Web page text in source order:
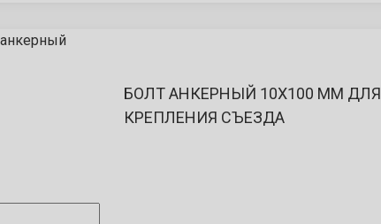
БОЛТ АНКЕРНЫЙ 10Х100 ММ ДЛЯ
КРЕПЛЕНИЯ СЪЕЗДА